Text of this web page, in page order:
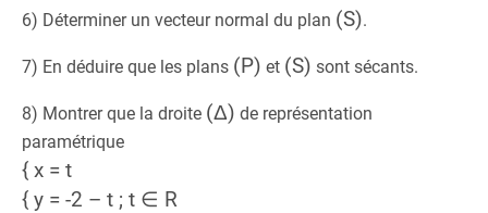
6) Déterminer un vecteur normal du plan (S).
7) En déduire que les plans (P) et (S) sont sécants.
8) Montrer que la droite (Δ) de représentation
paramétrique
{ x = t
{ y = -2 – t ; t ∈ R